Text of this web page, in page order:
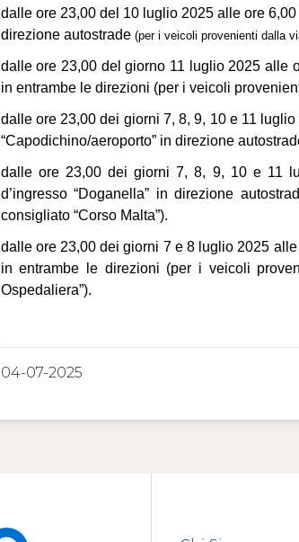
dalle ore 23,00 del 10 luglio 2025 alle ore
direzione autostrade (per i veicoli provenienti dalla
dalle ore 23,00 del giorno 11 luglio 2025 alle
in entrambe le direzioni (per i veicoli
dalle ore 23,00 dei giorni 7, 8, 9, 10 e 11
“Capodichino/aeroporto” in direzione
dalle ore 23,00 dei giorni 7, 8, 9, 10 e 11
d’ingresso “Doganella” in direzione
consigliato “Corso Malta”).
dalle ore 23,00 dei giorni 7 e 8 luglio 2025
in entrambe le direzioni (per i veicoli
Ospedaliera”).
04-07-2025